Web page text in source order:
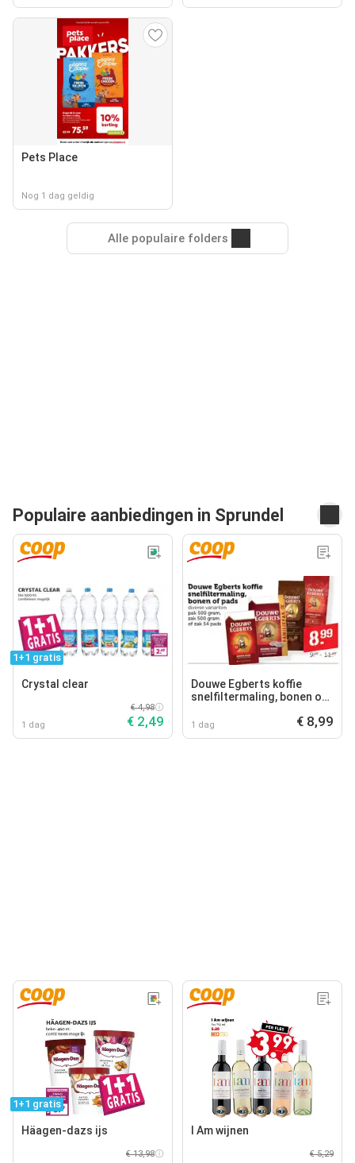
Pets Place
Nog 1 dag geldig
Alle populaire folders
Populaire aanbiedingen in Sprundel
1+1 gratis
Crystal clear
1 dag
€ 4,98
€ 2,49
Douwe Egberts koffie
snelfiltermaling, bonen of
1 dag € 8,99
1+1 gratis
Häagen-dazs ijs
€ 13,98
I Am wijnen
€ 5,29